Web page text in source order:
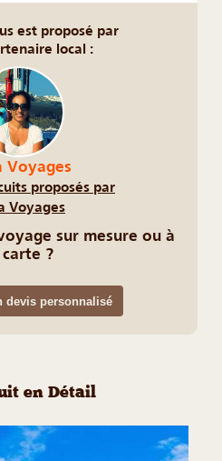
est proposé par
local :
Voyages
proposés par
Voyages
sur mesure ou à
carte ?
devis personnalisé
en Détail